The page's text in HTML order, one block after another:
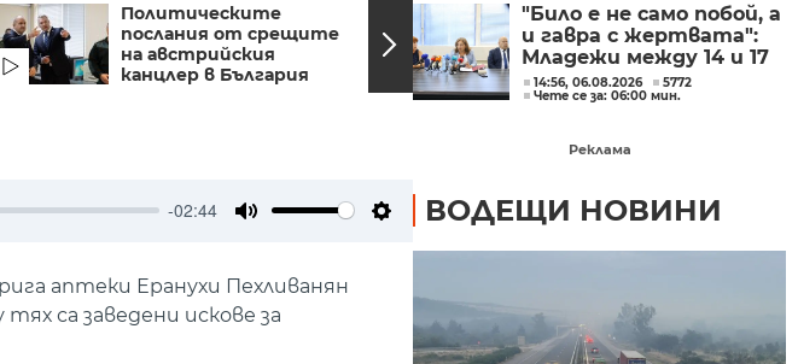
Политическите
послания от срещите
на австрийския
канцлер в България
Росен Желязков: Не се
очертава промяна в
резултатите, които
биха се...
-02:44
Settings
аптеки Еранухи Пехливанян
са заведени искове за
"Било е не само побой, а
и гавра с жертвата":
Младежи между 14 и 17
г. са пребили до смърт
мъж в Пловдив
14:56, 06.08.2026
5772
Чете се за: 06:00 мин.
Реклама
ВОДЕЩИ НОВИНИ